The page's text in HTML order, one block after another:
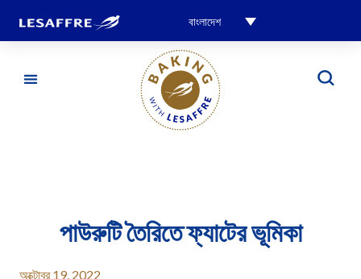
বাংলাদেশ
পাউরুটি তৈরিতে ফ্যাটের ভূমিকা
অক্টোবর 19, 2022